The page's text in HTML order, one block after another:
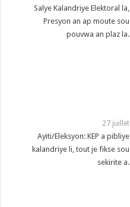
Salye Kalandriye Elektoral la,
Presyon an ap moute sou
pouvwa an plaz la.
27 juillet
Ayiti/Eleksyon: KEP a pibliye
kalandriye li, tout je fikse sou
sekirite a.